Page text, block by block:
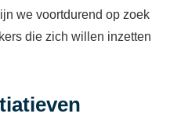
we voortdurend op zoek
die zich willen inzetten